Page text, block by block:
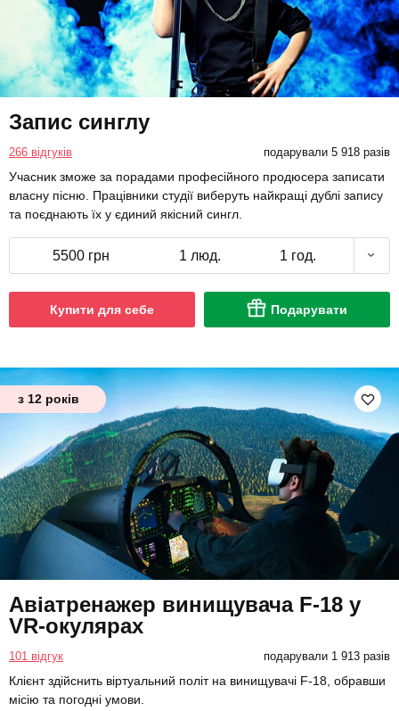
Запис синглу
266 відгуків подарували 5 918 разів
Учасник зможе за порадами професійного продюсера записати
власну пісню. Працівники студії виберуть найкращі дублі запису
та поєднають їх у єдиний якісний сингл.
5500 грн 1 люд. 1 год.
Купити для себе Подарувати
з 12 років
Авіатренажер винищувача F-18 у
VR-окулярах
101 відгук подарували 1 913 разів
Клієнт здійснить віртуальний політ на винищувачі F-18, обравши
місію та погодні умови.